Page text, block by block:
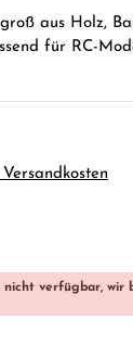
aus Holz,
für RC-
von 0 von 5
verfügbar, wir